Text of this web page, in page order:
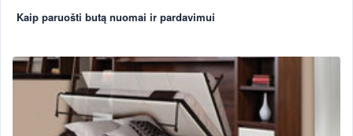
Kaip paruošti butą nuomai ir pardavimui